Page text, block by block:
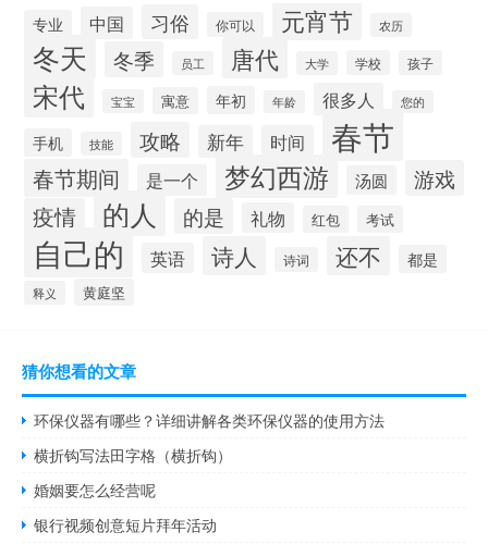
专业 中国 习俗 你可以 元宵节 农历
冬天 冬季 员工 唐代 大学 学校 孩子
宋代 宝宝 寓意 年初 年龄 很多人 您的
手机 技能 攻略 新年 时间 春节
春节期间 是一个 梦幻西游 汤圆 游戏
疫情 的人 的是 礼物 红包 考试
自己的 英语 诗人 诗词 还不 都是
释义 黄庭坚
猜你想看的文章
环保仪器有哪些？详细讲解各类环保仪器的使用方法
横折钩写法田字格（横折钩）
婚姻要怎么经营呢
银行视频创意短片拜年活动